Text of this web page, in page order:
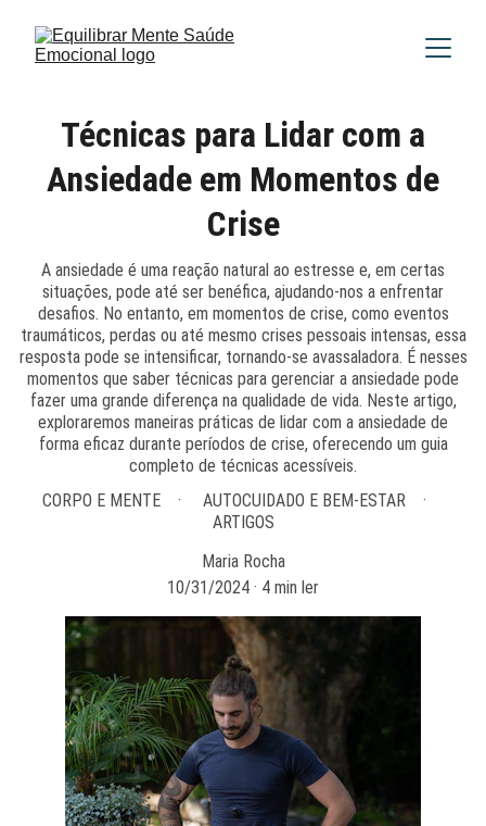
Técnicas para Lidar com a
Ansiedade em Momentos de
Crise
A ansiedade é uma reação natural ao estresse e, em certas
situações, pode até ser benéfica, ajudando-nos a enfrentar
desafios. No entanto, em momentos de crise, como eventos
traumáticos, perdas ou até mesmo crises pessoais intensas, essa
resposta pode se intensificar, tornando-se avassaladora. É nesses
momentos que saber técnicas para gerenciar a ansiedade pode
fazer uma grande diferença na qualidade de vida. Neste artigo,
exploraremos maneiras práticas de lidar com a ansiedade de
forma eficaz durante períodos de crise, oferecendo um guia
completo de técnicas acessíveis.
CORPO E MENTE
AUTOCUIDADO E BEM-ESTAR
ARTIGOS
Maria Rocha
10/31/2024
4 min ler